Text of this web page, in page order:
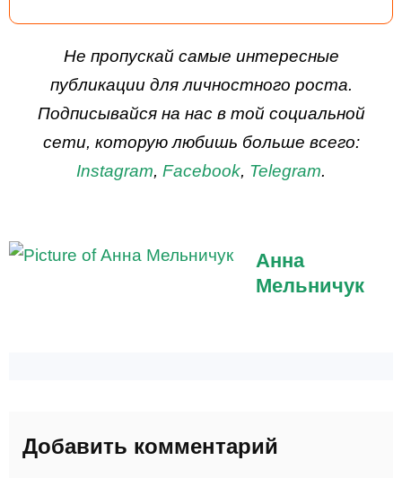
Не пропускай самые интересные
публикации для личностного роста.
Подписывайся на нас в той социальной
сети, которую любишь больше всего:
Instagram, Facebook, Telegram.
Анна
Мельничук
Добавить комментарий